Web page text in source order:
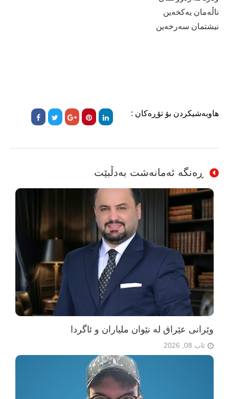
ناڵەمان یەكخەین
نیشتمان سەرخەین
هاوبەشیکردن بۆ تۆڕەکان :
ڕەنگە ئەمانەشت بەدڵبێت
وێرانی عێراق لە نێوان ملیاران و ئاگردا
ئاب 08, 2026